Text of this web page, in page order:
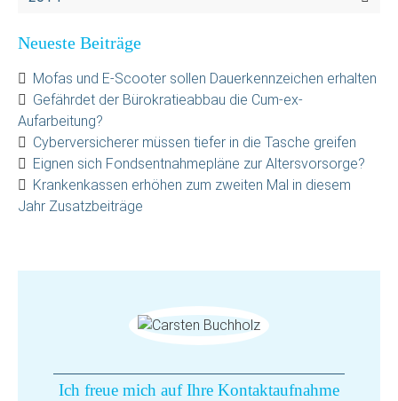
Neueste Beiträge
Mofas und E-Scooter sollen Dauerkennzeichen erhalten
Gefährdet der Bürokratieabbau die Cum-ex-
Aufarbeitung?
Cyberversicherer müssen tiefer in die Tasche greifen
Eignen sich Fondsentnahmepläne zur Altersvorsorge?
Krankenkassen erhöhen zum zweiten Mal in diesem
Jahr Zusatzbeiträge
Ich freue mich auf Ihre Kontaktaufnahme